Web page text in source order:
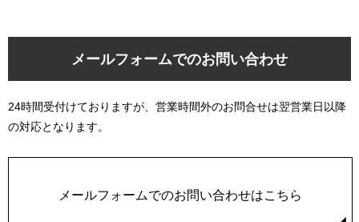
メールフォームでのお問い合わせ
24時間受付けておりますが、営業時間外のお問合せは翌営業日以降
の対応となります。
メールフォームでのお問い合わせはこちら